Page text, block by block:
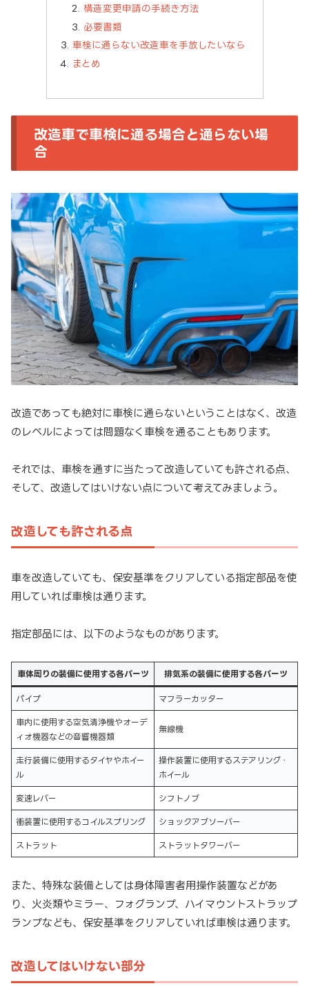
構造変更申請の手続き方法
必要書類
車検に通らない改造車を手放したいなら
まとめ
改造車で車検に通る場合と通らない場
合
改造であっても絶対に車検に通らないということはなく、改造
のレベルによっては問題なく車検を通ることもあります。
それでは、車検を通すに当たって改造していても許される点、
そして、改造してはいけない点について考えてみましょう。
改造しても許される点
車を改造していても、保安基準をクリアしている指定部品を使
用していれば車検は通ります。
指定部品には、以下のようなものがあります。
車体周りの装備に使用する各パーツ 排気系の装備に使用する各パーツ
パイプ マフラーカッター
車内に使用する空気清浄機やオーデ
ィオ機器などの音響機器類
無線機
走行装備に使用するタイヤやホイー
ル
操作装置に使用するステアリング・
ホイール
変速レバー シフトノブ
衝装置に使用するコイルスプリング ショックアブソーバー
ストラット ストラットタワーバー
また、特殊な装備としては身体障害者用操作装置などがあ
り、火炎類やミラー、フォグランプ、ハイマウントストラップ
ランプなども、保安基準をクリアしていれば車検は通ります。
改造してはいけない部分